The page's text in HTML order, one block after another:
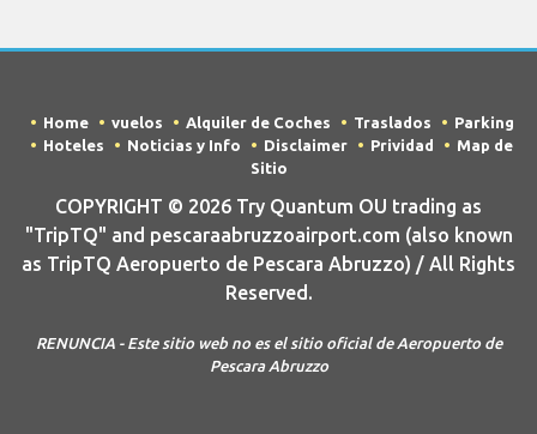
Home vuelos Alquiler de Coches Traslados
Parking
Hoteles
Noticias y Info Disclaimer Prividad
Map de
Sitio
COPYRIGHT © 2026 Try Quantum OU trading as
"TripTQ" and pescaraabruzzoairport.com (also known
as TripTQ Aeropuerto de Pescara Abruzzo) / All Rights
Reserved.
RENUNCIA - Este sitio web no es el sitio oficial de Aeropuerto de
Pescara Abruzzo